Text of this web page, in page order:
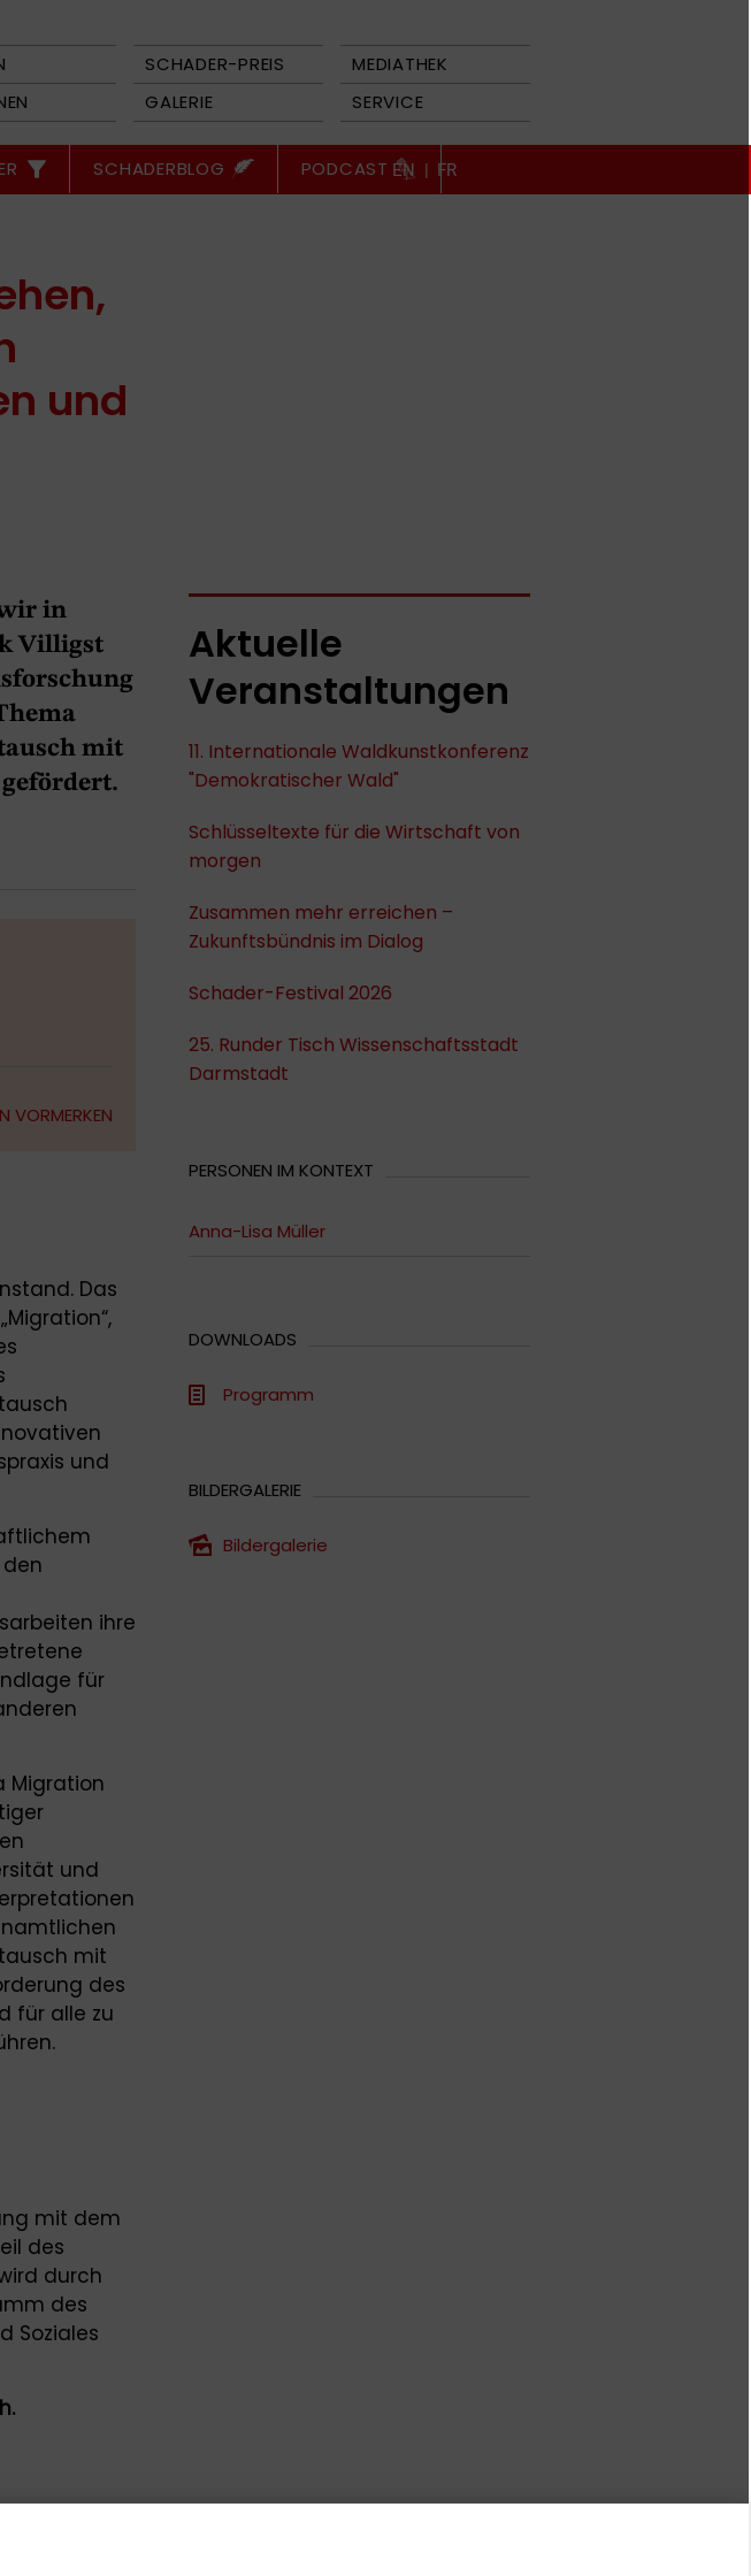
SCHADER-PREIS
MEDIATHEK
GALERIE SERVICE
SCHADERBLOG PODCAST EN | FR
und
in
Villigst
mit
VORMERKEN
Das
und
ihre
für
Migration
und
mit
des
für alle zu
mit dem
des
durch
des
Soziales
Aktuelle
Veranstaltungen
11. Internationale Waldkunstkonferenz
"Demokratischer Wald"
Schlüsseltexte für die Wirtschaft von
morgen
Zusammen mehr erreichen –
Zukunftsbündnis im Dialog
Schader-Festival 2026
25. Runder Tisch Wissenschaftsstadt
Darmstadt
PERSONEN IM KONTEXT
Anna-Lisa Müller
DOWNLOADS
Programm
BILDERGALERIE
Bildergalerie